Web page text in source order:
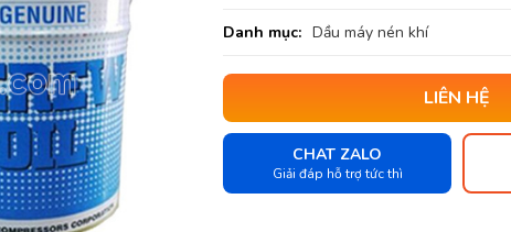
Danh mục: Dầu máy nén khí
LIÊN HỆ
CHAT ZALO
Giải đáp hỗ trợ tức thì